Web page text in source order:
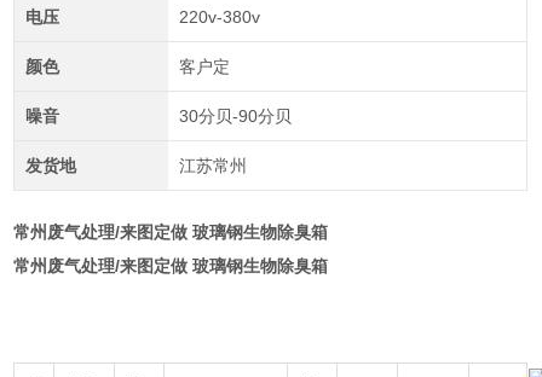
电压 220v-380v
颜色 客户定
噪音 30分贝-90分贝
发货地 江苏常州
常州废气处理/来图定做 玻璃钢生物除臭箱
常州废气处理/来图定做 玻璃钢生物除臭箱